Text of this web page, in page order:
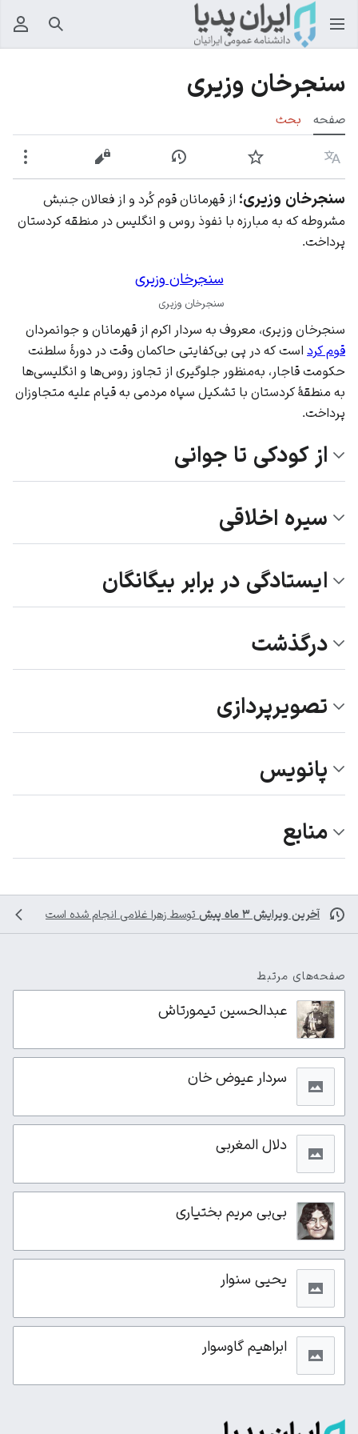
جستجو
سنجرخان وزیری
صفحه بحث
زبان پیگیری نمایش تاریخچهنمایش مبدأ
سنجرخان وزیری؛ از قهرمانان قوم کُرد و از فعالان جنبش
مشروطه که به مبارزه با نفوذ روس و انگلیس در منطقه کردستان
پرداخت.
سنجرخان وزیری
سنجرخان وزیری
سنجرخان وزیری، معروف به سردار اکرم از قهرمانان و جوانمردان
قوم کرد است که در پی بی‌کفایتی حاکمان وقت در دورۀ سلطنت
حکومت قاجار، به‌منظور جلوگیری از تجاوز روس‌ها و انگلیسی‌ها
به منطقۀ کردستان با تشکیل سپاه مردمی به قیام علیه متجاوزان
پرداخت.
از کودکی تا جوانی
سیره اخلاقی
ایستادگی در برابر بیگانگان
درگذشت
تصویرپردازی
پانویس
منابع
آخرین ویرایش ۳ ماه پیش توسط زهرا غلامی انجام شده است
صفحه‌های مرتبط
عبدالحسین تیمورتاش
سردار عیوض خان
دلال المغربی
بی‌بی مریم بختیاری
یحیی سنوار
ابراهیم گاوسوار